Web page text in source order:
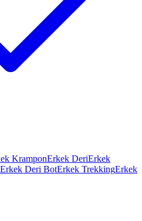
KramponErkek DeriErkek
Erkek Deri BotErkek TrekkingErkek